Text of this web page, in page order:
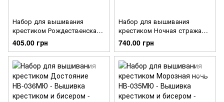
Набор для вышивания
крестиком Рождественская
колыбель НВ-038МЮ
405.00 грн
Набор для вышивания
крестиком Ночная стража
НВ-037МЮ
740.00 грн